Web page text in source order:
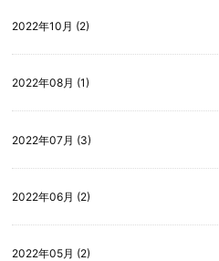
2022年10月 (2)
2022年08月 (1)
2022年07月 (3)
2022年06月 (2)
2022年05月 (2)